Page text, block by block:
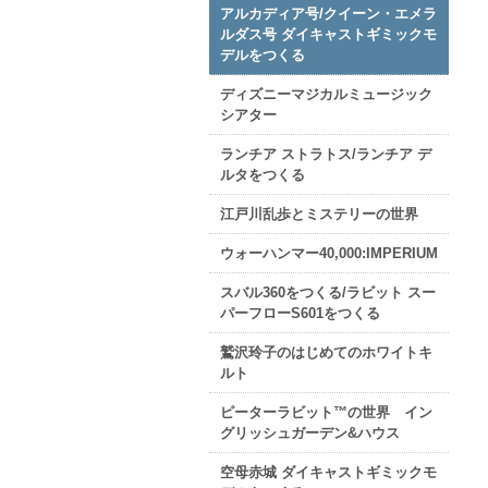
アルカディア号/クイーン・エメラ
ルダス号 ダイキャストギミックモ
デルをつくる
ディズニーマジカルミュージック
シアター
ランチア ストラトス/ランチア デ
ルタをつくる
江戸川乱歩とミステリーの世界
ウォーハンマー40,000:IMPERIUM
スバル360をつくる/ラビット スー
パーフローS601をつくる
鷲沢玲子のはじめてのホワイトキ
ルト
ピーターラビット™の世界 イン
グリッシュガーデン&ハウス
空母赤城 ダイキャストギミックモ